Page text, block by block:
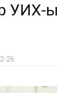
УИХ-
26